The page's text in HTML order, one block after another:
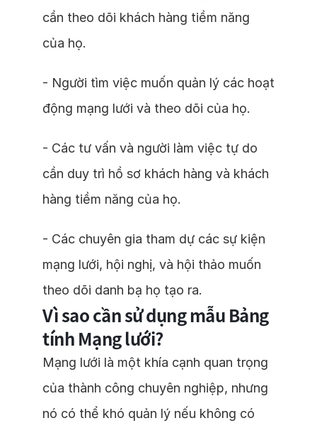
cần theo dõi khách hàng tiềm năng
của họ.
- Người tìm việc muốn quản lý các hoạt
động mạng lưới và theo dõi của họ.
- Các tư vấn và người làm việc tự do
cần duy trì hồ sơ khách hàng và khách
hàng tiềm năng của họ.
- Các chuyên gia tham dự các sự kiện
mạng lưới, hội nghị, và hội thảo muốn
theo dõi danh bạ họ tạo ra.
Vì sao cần sử dụng mẫu Bảng
tính Mạng lưới?
Mạng lưới là một khía cạnh quan trọng
của thành công chuyên nghiệp, nhưng
nó có thể khó quản lý nếu không có